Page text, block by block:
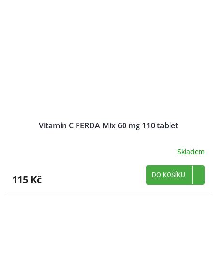
Vitamín C FERDA Mix 60 mg 110 tablet
Skladem
115 Kč DO KOŠÍKU